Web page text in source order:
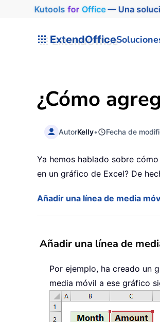
Kutools for Office— Una
ExtendOffice
¿Cómo
AutorKelly• Fecha de
Ya hemos hablado sobre
en un gráfico de Excel? De
Añadir una línea de media
Añadir una línea de
Por ejemplo, ha creado un
media móvil a ese gráfico